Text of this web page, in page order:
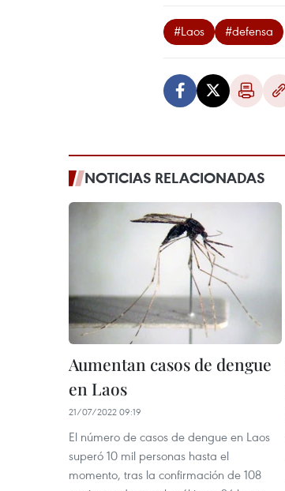
#Laos #defensa
NOTICIAS RELACIONADAS
Aumentan casos de dengue
en Laos
21/07/2022 09:19
El número de casos de dengue en Laos
superó 10 mil personas hasta el
momento, tras la confirmación de 108